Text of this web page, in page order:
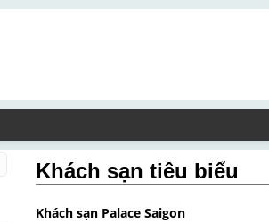
Khách sạn tiêu biểu
Khách sạn Palace Saigon